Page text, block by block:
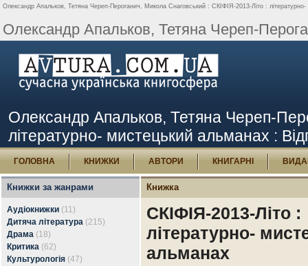
Олександр Апальков, Тетяна Череп-Пероганич, Микола Снаговський : СКІФІЯ-2013-Літо : літературно-
Олександр Апальков, Тетяна Череп-
Олександр Апальков, Тетяна Череп-
літературно- мистецький альманах :
ГОЛОВНА КНИЖКИ АВТОРИ КНИГАРНІ
Книжки за жанрами
Аудіокнижки (11)
Дитяча література (215)
Драма (18)
Критика (62)
Культурологія (47)
Книжка
СКІФІЯ-2013-Літо :
літературно-
альманах